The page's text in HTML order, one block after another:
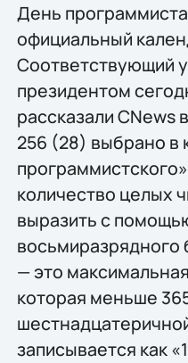
День
официальный
Соответствующий
президентом
рассказали CNews
256 (28) выбрано в
количество целых
выразить с
восьмиразрядного
— это
которая меньше
записывается как